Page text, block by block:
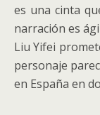
es una cinta
narración es
Liu Yifei
personaje
en España en